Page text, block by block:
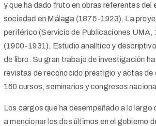
y que ha dado fruto en obras referentes del
sociedad en Málaga (1875-1923). La
periférico (Servicio de Publicaciones
(1900-1931). Estudio analítico y
de libro. Su gran trabajo de investigación
revistas de reconocido prestigio y actas
160 cursos, seminarios y congresos
Los cargos que ha desempeñado a lo largo
a mencionar los dos últimos en el gobierno